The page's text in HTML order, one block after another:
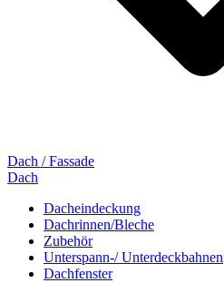
Dach / Fassade
Dach
Dacheindeckung
Dachrinnen/Bleche
Zubehör
Unterspann-/ Unterdeckbahnen
Dachfenster